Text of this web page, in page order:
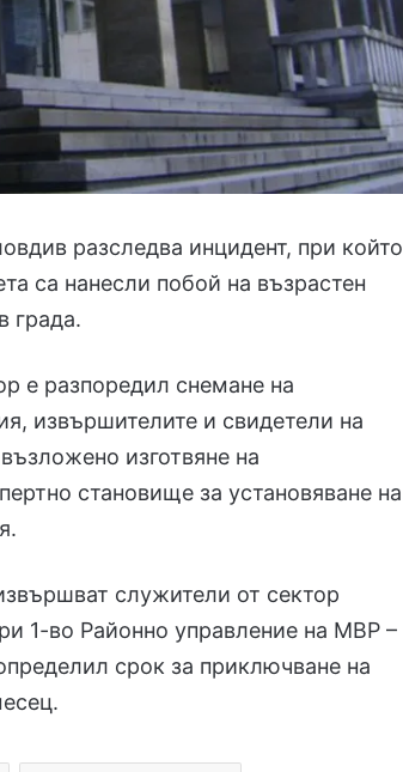
разследва инцидент, при който
са нанесли побой на възрастен
града.
е разпоредил снемане на
извършителите и свидетели на
изготвяне на
становище за установяване на
служители от сектор
1-во Районно управление на МВР –
срок за приключване на